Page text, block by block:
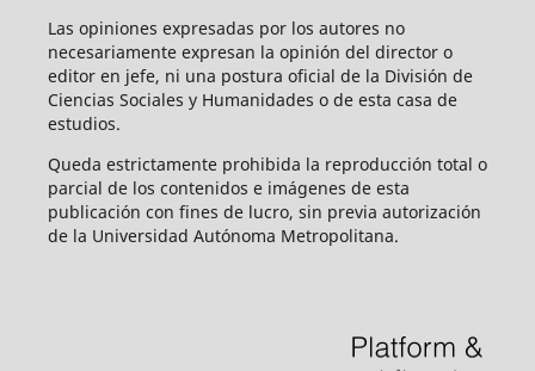
Las opiniones expresadas por los autores no
necesariamente expresan la opinión del director o
editor en jefe, ni una postura oficial de la División de
Ciencias Sociales y Humanidades o de esta casa de
estudios.
Queda estrictamente prohibida la reproducción total o
parcial de los contenidos e imágenes de esta
publicación con fines de lucro, sin previa autorización
de la Universidad Autónoma Metropolitana.